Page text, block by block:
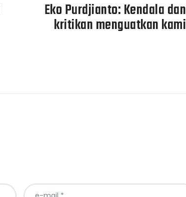
Eko Purdjianto: Kendala dan
kritikan menguatkan kami